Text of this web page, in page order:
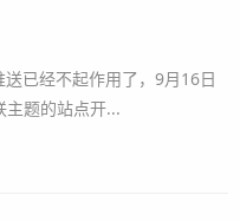
已经不起作用了，9月16日
主题的站点开...